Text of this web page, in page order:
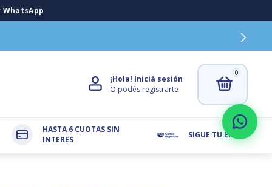
¡Hola! Iniciá sesión
O podés registrarte
0
HASTA 6 CUOTAS SIN
INTERES
SIGUE TU ENVIO